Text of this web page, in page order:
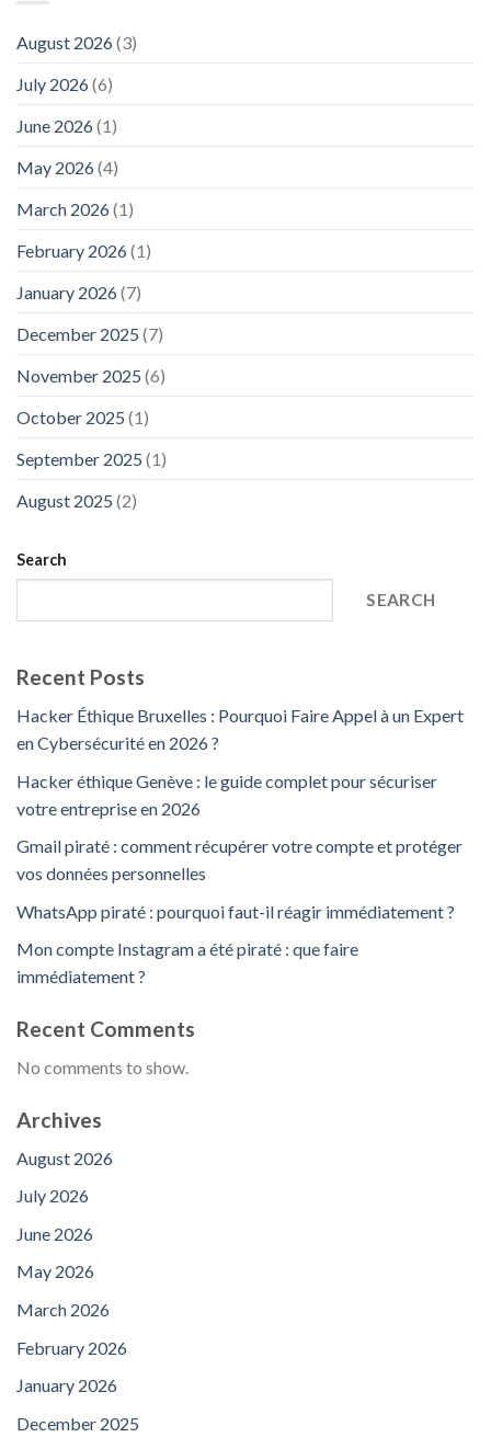
August 2026(3)
July 2026(6)
June 2026(1)
May 2026(4)
March 2026(1)
February 2026(1)
January 2026(7)
December 2025 (7)
November 2025 (6)
October 2025 (1)
September 2025 (1)
August 2025 (2)
Search
SEARCH
Recent Posts
Hacker Éthique Bruxelles : Pourquoi Faire Appel à un Expert
en Cybersécurité en 2026 ?
Hacker éthique Genève : le guide complet pour sécuriser
votre entreprise en 2026
Gmail piraté : comment récupérer votre compte et protéger
vos données personnelles
WhatsApp piraté : pourquoi faut-il réagir immédiatement ?
Mon compte Instagram a été piraté : que faire
immédiatement ?
Recent Comments
No comments to show.
Archives
August 2026
July 2026
June 2026
May 2026
March 2026
February 2026
January 2026
December 2025